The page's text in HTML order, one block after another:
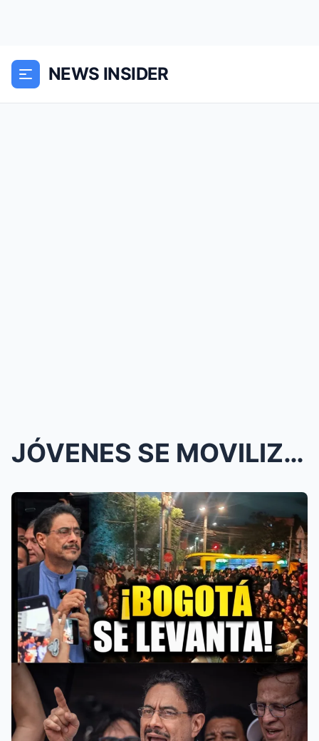
NEWS INSIDER
JÓVENES SE MOVILIZAN EN BOGOTÁ PARA